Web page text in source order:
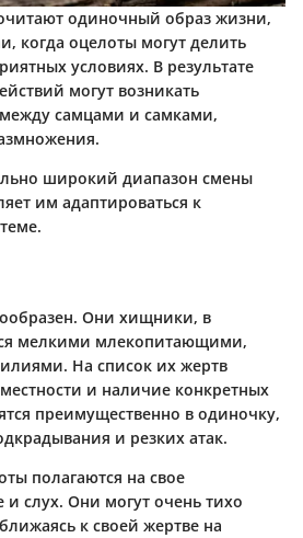
одиночный образ жизни,
когда оцелоты могут делить
условиях. В результате
могут возникать
самцами и самками,
широкий диапазон смены
им адаптироваться к
Они хищники, в
мелкими млекопитающими,
На список их жертв
и наличие конкретных
преимущественно в одиночку,
и резких атак.
полагаются на свое
и слух. Они могут очень тихо
к своей жертве на